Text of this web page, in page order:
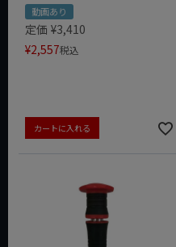
動画あり
定価 ¥3,410
¥2,557税込
カートに入れる